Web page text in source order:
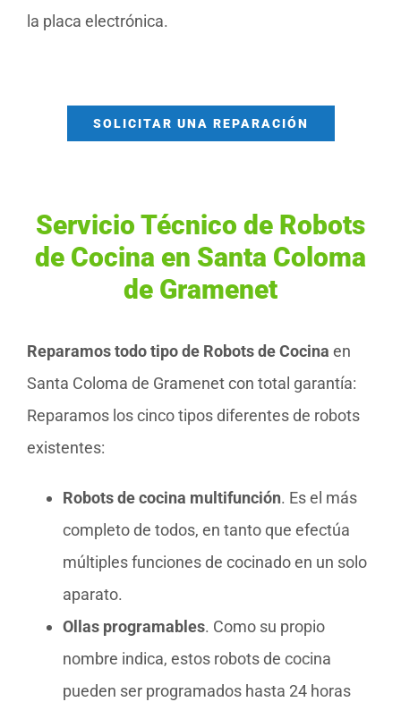
la placa electrónica.
SOLICITAR UNA REPARACIÓN
Servicio Técnico de Robots
de Cocina en Santa Coloma
de Gramenet
Reparamos todo tipo de Robots de Cocina en
Santa Coloma de Gramenet con total garantía:
Reparamos los cinco tipos diferentes de robots
existentes:
Robots de cocina multifunción. Es el más
completo de todos, en tanto que efectúa
múltiples funciones de cocinado en un solo
aparato.
Ollas programables. Como su propio
nombre indica, estos robots de cocina
pueden ser programados hasta 24 horas